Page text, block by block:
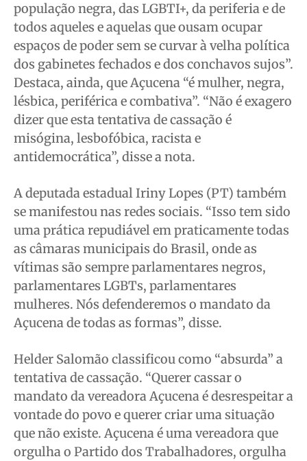
população negra, das LGBTI+, da periferia e de
todos aqueles e aquelas que ousam ocupar
espaços de poder sem se curvar à velha política
dos gabinetes fechados e dos conchavos sujos”.
Destaca, ainda, que Açucena “é mulher, negra,
lésbica, periférica e combativa”. “Não é exagero
dizer que esta tentativa de cassação é
misógina, lesbofóbica, racista e
antidemocrática”, disse a nota.
A deputada estadual Iriny Lopes (PT) também
se manifestou nas redes sociais. “Isso tem sido
uma prática repudiável em praticamente todas
as câmaras municipais do Brasil, onde as
vítimas são sempre parlamentares negros,
parlamentares LGBTs, parlamentares
mulheres. Nós defenderemos o mandato da
Açucena de todas as formas”, disse.
Helder Salomão classificou como “absurda” a
tentativa de cassação. “Querer cassar o
mandato da vereadora Açucena é desrespeitar a
vontade do povo e querer criar uma situação
que não existe. Açucena é uma vereadora que
orgulha o Partido dos Trabalhadores, orgulha